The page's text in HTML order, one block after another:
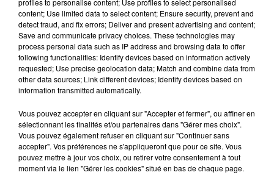
UN FEU DE REMORQUE BLOQUE LA
CIRCULATION DANS LES ARDENNES
fin de matinée sur l'A34.
content; Use limited data to select content; Ensure security, prevent and
detect fraud, and fix errors; Deliver and present advertising and content;
Save and communicate privacy choices. These technologies may
process personal data such as IP address and browsing data to offer
following functionalities: Identify devices based on information actively
requested; Use precise geolocation data; Match and combine data from
other data sources; Link different devices; Identify devices based on
information transmitted automatically.
Vous pouvez accepter en cliquant sur "Accepter et fermer", ou affiner en
sélectionnant les finalités et/ou partenaires dans "Gérer mes choix".
Vous pouvez également refuser en cliquant sur "Continuer sans
accepter". Vos préférences ne s'appliqueront que pour ce site. Vous
pouvez mettre à jour vos choix, ou retirer votre consentement à tout
moment via le lien "Gérer les cookies" situé en bas de chaque page.